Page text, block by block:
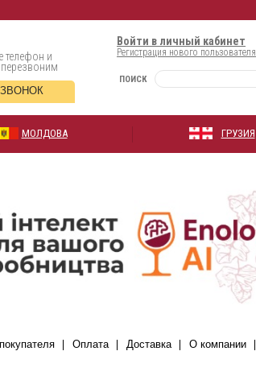
Войти в личный кабинет
Регистрация нового пользователя
ПОИСК
телефон и
МОЛДОВА ГРУЗИЯ
Оплата Доставка О компании